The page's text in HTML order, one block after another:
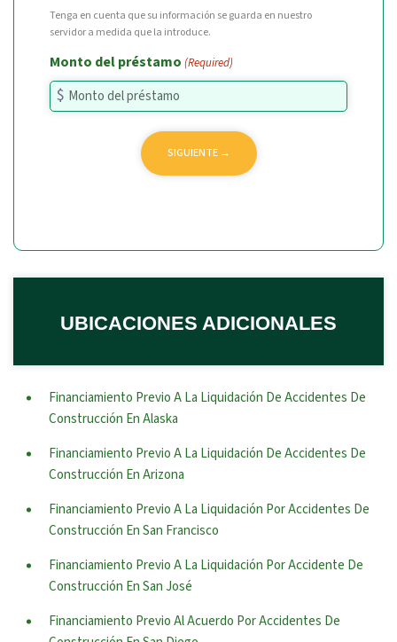
Tenga en cuenta que su información se guarda en nuestro
servidor a medida que la introduce.
Monto del préstamo (Required)
UBICACIONES ADICIONALES
Financiamiento Previo A La Liquidación De Accidentes De
Construcción En Alaska
Financiamiento Previo A La Liquidación De Accidentes De
Construcción En Arizona
Financiamiento Previo A La Liquidación Por Accidentes De
Construcción En San Francisco
Financiamiento Previo A La Liquidación Por Accidente De
Construcción En San José
Financiamiento Previo Al Acuerdo Por Accidentes De